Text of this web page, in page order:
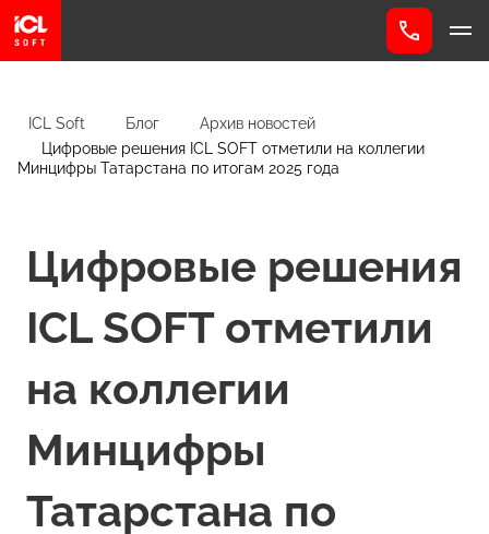
ICL Soft Блог
Архив новостей
Цифровые решения ICL SOFT отметили на коллегии
Минцифры Татарстана по итогам 2025 года
Цифровые решения
ICL SOFT отметили
на коллегии
Минцифры
Татарстана по